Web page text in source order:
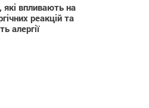
які впливають на
реакцій та
алергії